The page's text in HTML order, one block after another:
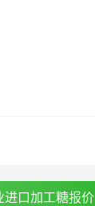
进口加工糖报价